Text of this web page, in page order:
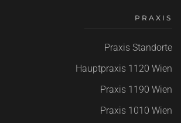
PRAXIS
Praxis Standorte
Hauptpraxis 1120 Wien
Praxis 1190 Wien
Praxis 1010 Wien